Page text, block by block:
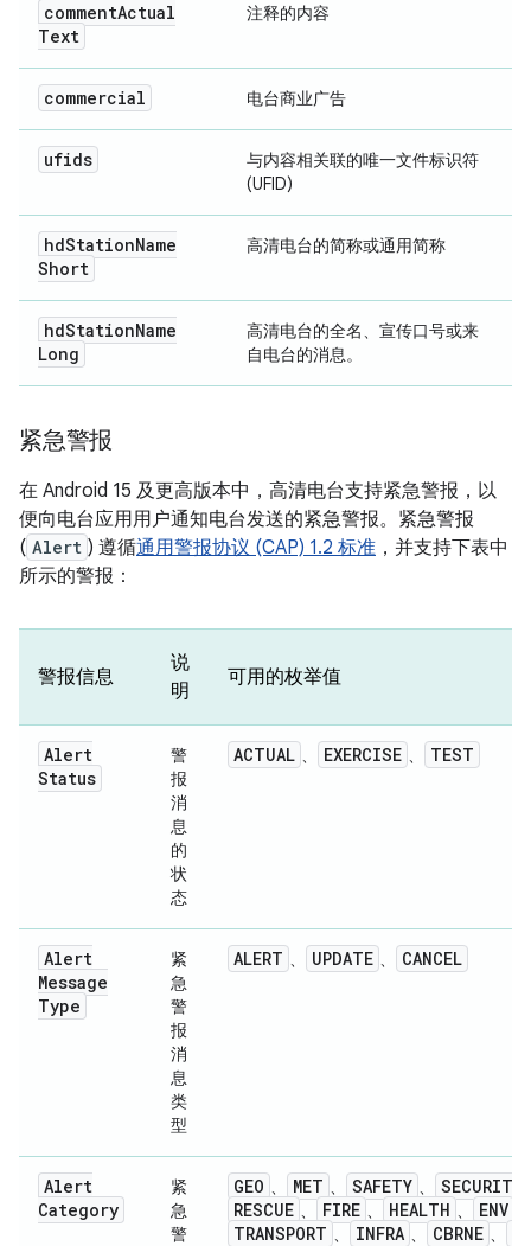
commentActual
Text
注释的内容
commercial 电台商业广告
ufids
与内容相关联的唯一文件标识符
(UFID)
hdStationName
Short
高清电台的简称或通用简称
hdStationName
Long
高清电台的全名、宣传口号或来
自电台的消息。
紧急警报
在 Android 15 及更高版本中，高清电台支持紧急警报，以
便向电台应用用户通知电台发送的紧急警报。紧急警报
( Alert ) 遵循通用警报协议 (CAP) 1.2 标准 ，并支持下表中
所示的警报：
警报信息
说
明
可用的枚举值
Alert
Status
警
报
消
息
的
状
态
ACTUAL 、 EXERCISE 、 TEST
Alert
Message
Type
紧
急
警
报
消
息
类
型
ALERT 、 UPDATE 、 CANCEL
Alert
Category
紧
急
警
GEO 、 MET 、 SAFETY 、 SECURITY
RESCUE 、 FIRE 、 HEALTH 、 ENV
TRANSPORT 、 INFRA 、 CBRNE 、